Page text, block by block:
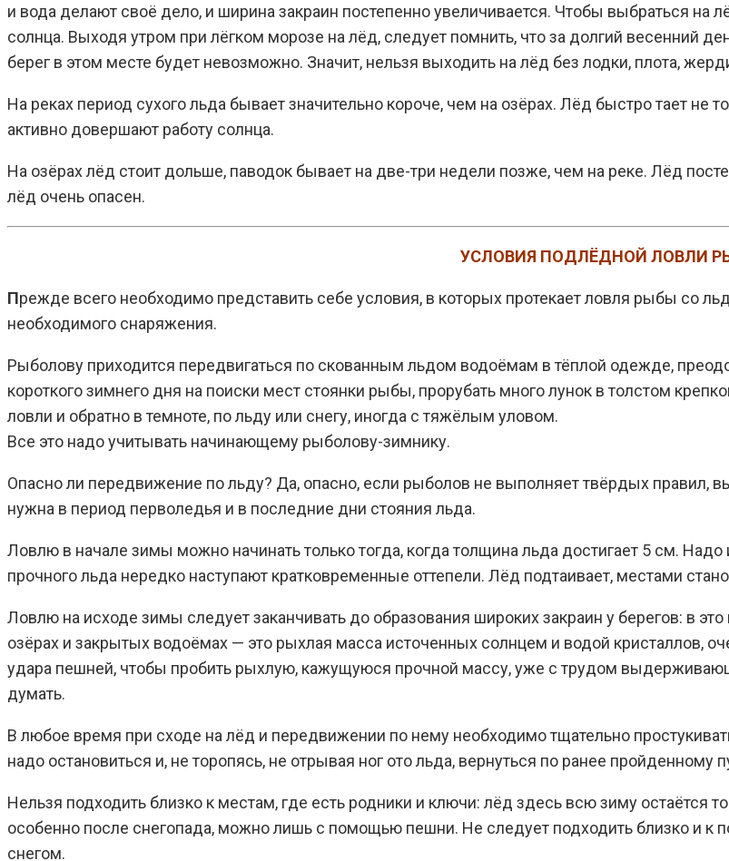
и вода делают своё дело, и ширина закраин постепенно увеличивается. Чтобы выбраться
солнца. Выходя утром при лёгком морозе на лёд, следует помнить, что за долгий весенний
берег в этом месте будет невозможно. Значит, нельзя выходить на лёд без лодки, плота,
На реках период сухого льда бывает значительно короче, чем на озёрах. Лёд быстро тает
активно довершают работу солнца.
На озёрах лёд стоит дольше, паводок бывает на две-три недели позже, чем на реке. Лёд
лёд очень опасен.
УСЛОВИЯ ПОДЛЁДНОЙ ЛОВЛИ
Прежде всего необходимо представить себе условия, в которых протекает ловля рыбы со
необходимого снаряжения.
Рыболову приходится передвигаться по скованным льдом водоёмам в тёплой одежде,
короткого зимнего дня на поиски мест стоянки рыбы, прорубать много лунок в толстом
ловли и обратно в темноте, по льду или снегу, иногда с тяжёлым уловом.
Все это надо учитывать начинающему рыболову-зимнику.
Опасно ли передвижение по льду? Да, опасно, если рыболов не выполняет твёрдых правил,
нужна в период перволедья и в последние дни стояния льда.
Ловлю в начале зимы можно начинать только тогда, когда толщина льда достигает 5 см.
прочного льда нередко наступают кратковременные оттепели. Лёд подтаивает, местами
Ловлю на исходе зимы следует заканчивать до образования широких закраин у берегов: в
озёрах и закрытых водоёмах — это рыхлая масса источенных солнцем и водой кристаллов,
удара пешней, чтобы пробить рыхлую, кажущуюся прочной массу, уже с трудом
думать.
В любое время при сходе на лёд и передвижении по нему необходимо тщательно
надо остановиться и, не торопясь, не отрывая ног ото льда, вернуться по ранее пройденному
Нельзя подходить близко к местам, где есть родники и ключи: лёд здесь всю зиму остаётся
особенно после снегопада, можно лишь с помощью пешни. Не следует подходить близко и
снегом.